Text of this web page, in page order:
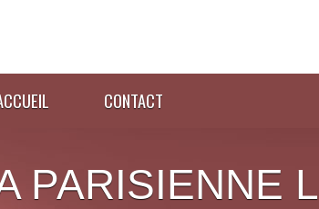
CONTACT
PARISIENNE